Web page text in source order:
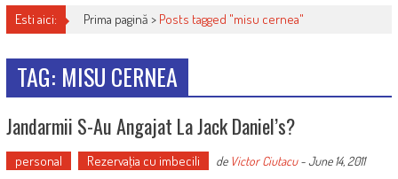
Esti aici: Prima pagină > Posts tagged "misu cernea"
TAG: MISU CERNEA
Jandarmii S-Au Angajat La Jack Daniel’s?
personal Rezervaţia cu imbecili de Victor Ciutacu-June 14, 2011